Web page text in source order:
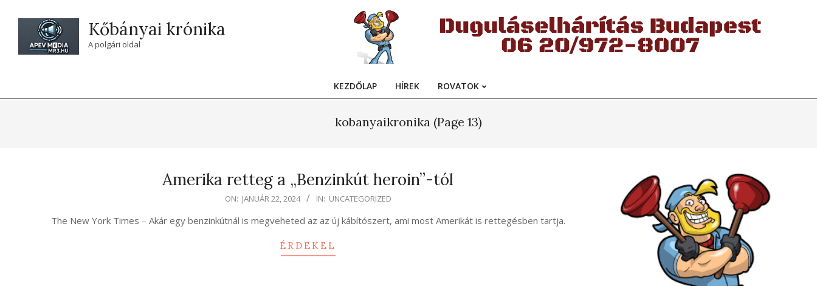
Kőbányai krónika
A polgári oldal
Primary
Menu
KEZDŐLAP HÍREK ROVATOK
kobanyaikronika (Page 13)
Amerika retteg a „Benzinkút heroin”-tól
ON: JANUÁR 22, 2024 IN: UNCATEGORIZED
The New York Times – Akár egy benzinkútnál is megveheted az az új kábítószert, ami most Amerikát is rettegésben tartja.
ÉRDEKEL